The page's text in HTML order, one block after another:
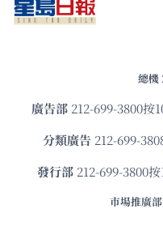
總機
廣告部212-699-3800按
分類廣告 212-699-
發⾏部 212-699-3800
市場推廣部